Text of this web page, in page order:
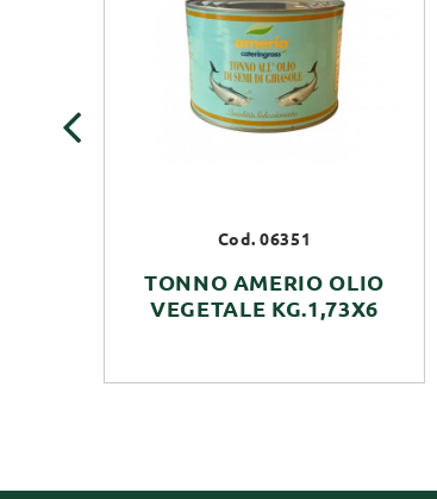
Cod. 06351
TONNO AMERIO OLIO
VEGETALE KG.1,73X6